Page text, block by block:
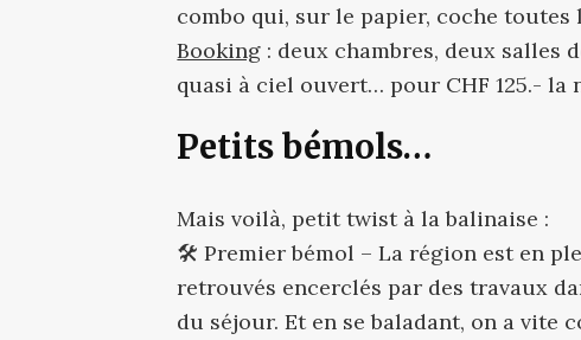
combo qui, sur le papier, coche
Booking : deux chambres, deux salles
quasi à ciel ouvert… pour CHF 125.-
Petits bémols…
Mais voilà, petit twist à la balinaise :
🛠️ Premier bémol – La région est en
retrouvés encerclés par des travaux
du séjour. Et en se baladant, on a vite